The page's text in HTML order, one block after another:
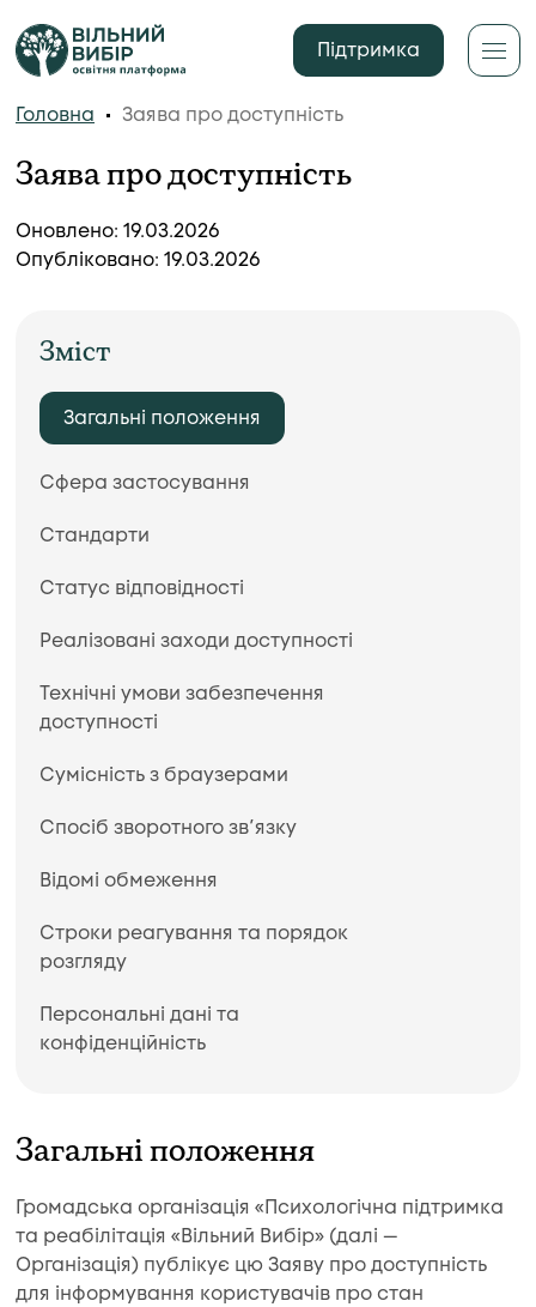
Підтримка
Головна Заява про доступність
Заява про доступність
Оновлено: 19.03.2026
Опубліковано: 19.03.2026
Зміст
Загальні положення
Сфера застосування
Стандарти
Статус відповідності
Реалізовані заходи доступності
Технічні умови забезпечення
доступності
Сумісність з браузерами
Спосіб зворотного зв’язку
Відомі обмеження
Строки реагування та порядок
розгляду
Персональні дані та
конфіденційність
Загальні положення
Громадська організація «Психологічна підтримка
та реабілітація «Вільний Вибір» (далі —
Організація) публікує цю Заяву про доступність
для інформування користувачів про стан